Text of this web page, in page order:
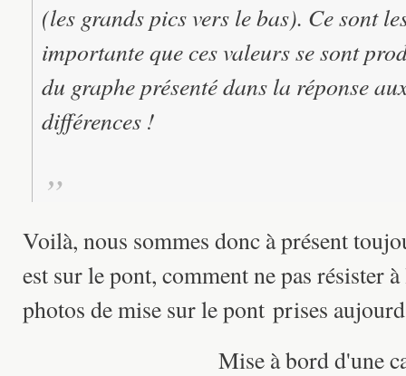
(les grands pics vers le bas). Ce sont
importante que ces valeurs se sont
du graphe présenté dans la réponse
différences !
Voilà, nous sommes donc à présent
est sur le pont, comment ne pas résister
photos de mise sur le pont prises
Mise à bord d'une